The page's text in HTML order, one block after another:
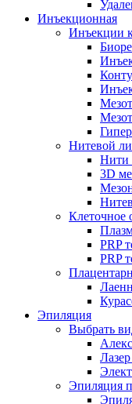
Инъекционная
Инъекции
Нитевой
Нити
3D
Клеточное
PRP
PRP
Эпиляция
Выбрать
Эпиляция